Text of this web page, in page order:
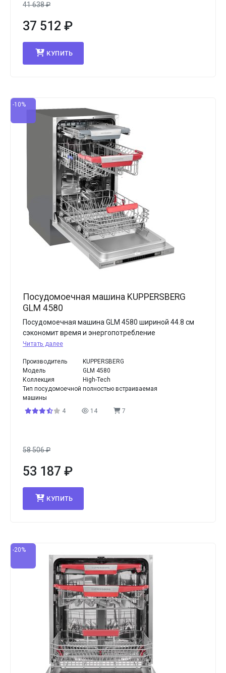
41 638₽
37 512 ₽
КУПИТЬ
-10%
Посудомоечная машина KUPPERSBERG
GLM 4580
Посудомоечная машина GLM 4580 шириной 44.8 см
сэкономит время и энергопотребление
Читать далее
Производитель
KUPPERSBERG
Модель
GLM 4580
Коллекция
High-Tech
Тип посудомоечной
машины
полностью встраиваемая
4 14 7
58 506₽
53 187 ₽
КУПИТЬ
-20%